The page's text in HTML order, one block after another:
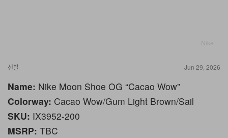
신발 Jun 29, 2026
Name: Nike Moon Shoe OG “Cacao Wow”
Colorway: Cacao Wow/Gum Light Brown/Sail
SKU: IX3952-200
MSRP: TBC